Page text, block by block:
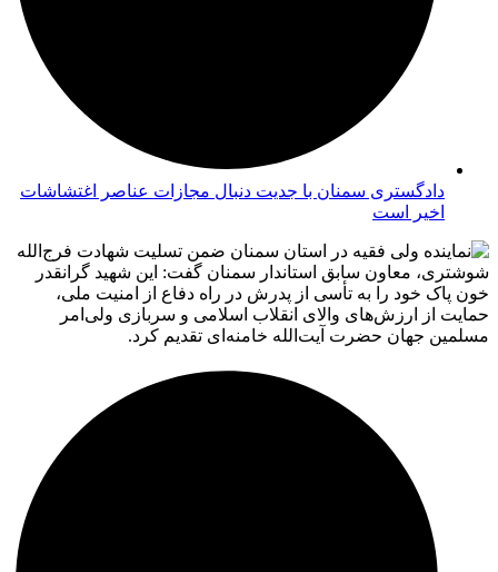
دادگستری سمنان با جدیت دنبال مجازات عناصر اغتشاشات
اخیر است